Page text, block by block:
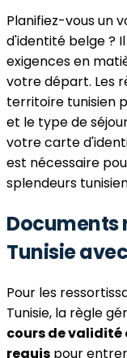
Planifiez-vous un
d'identité belge ?
exigences en
votre départ. Les
territoire tunisien
et le type de
votre carte
est nécessaire
splendeurs
Documents
Tunisie
Pour les
Tunisie, la règle
cours de
requis pour